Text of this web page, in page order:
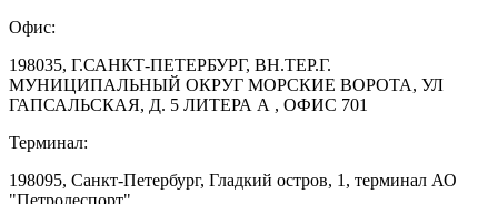
Офис:
198035, Г.САНКТ-ПЕТЕРБУРГ, ВН.ТЕР.Г.
МУНИЦИПАЛЬНЫЙ ОКРУГ МОРСКИЕ ВОРОТА, УЛ
ГАПСАЛЬСКАЯ, Д. 5 ЛИТЕРА А , ОФИС 701
Терминал:
198095, Санкт-Петербург, Гладкий остров, 1, терминал АО
"Петролеспорт"